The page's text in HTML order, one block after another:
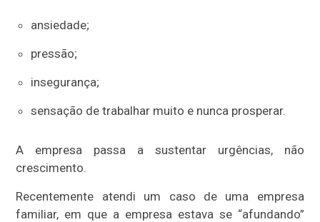
ansiedade;
pressão;
insegurança;
sensação de trabalhar muito e nunca prosperar.
A empresa passa a sustentar urgências, não
crescimento.
Recentemente atendi um caso de uma empresa
familiar, em que a empresa estava se “afundando”